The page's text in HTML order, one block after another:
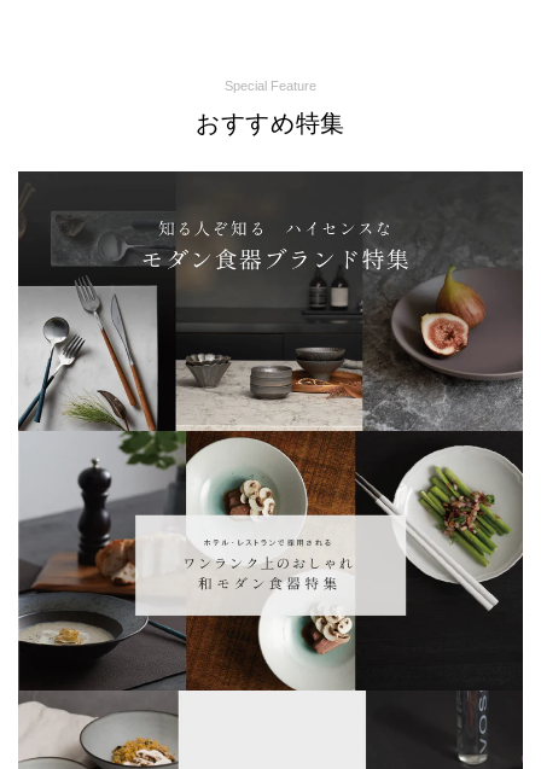
Special Feature
おすすめ特集